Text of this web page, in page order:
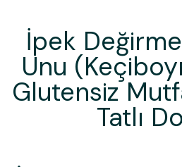
İpek
Unu
Glutensiz
Tatlı